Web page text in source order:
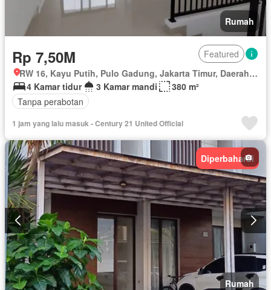
Rumah
Rp 7,50M
Featured
RW 16, Kayu Putih, Pulo Gadung, Jakarta Timur, Daerah Khusus Ibukota Jakarta
4 Kamar tidur
3 Kamar mandi
380 m²
Tanpa perabotan
1 jam yang lalu masuk - Century 21 United Official
Diperbaharui
Rumah